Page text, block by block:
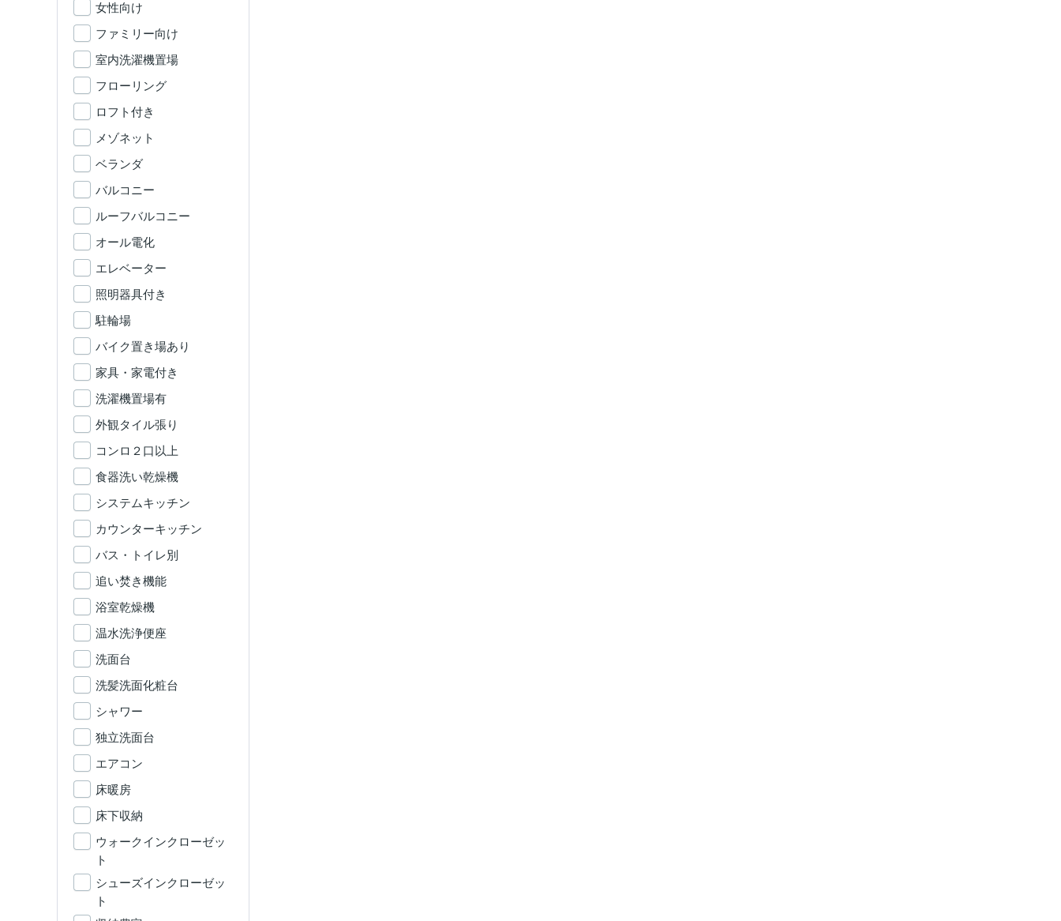
女性向け
ファミリー向け
室内洗濯機置場
フローリング
ロフト付き
メゾネット
ベランダ
バルコニー
ルーフバルコニー
オール電化
エレベーター
照明器具付き
駐輪場
バイク置き場あり
家具・家電付き
洗濯機置場有
外観タイル張り
コンロ２口以上
食器洗い乾燥機
システムキッチン
カウンターキッチン
バス・トイレ別
追い焚き機能
浴室乾燥機
温水洗浄便座
洗面台
洗髪洗面化粧台
シャワー
独立洗面台
エアコン
床暖房
床下収納
ウォークインクローゼッ
ト
シューズインクローゼッ
ト